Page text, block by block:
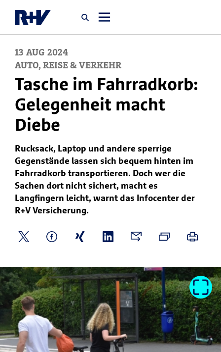
Startseite
Newsroom
Karriere
Jobsuche
13 AUG 2024
AUTO, REISE & VERKEHR
Tasche im Fahrradkorb:
Gelegenheit macht
Diebe
Rucksack, Laptop und andere sperrige
Gegenstände lassen sich bequem hinten im
Fahrradkorb transportieren. Doch wer die
Sachen dort nicht sichert, macht es
Langfingern leicht, warnt das Infocenter der
R+V Versicherung.